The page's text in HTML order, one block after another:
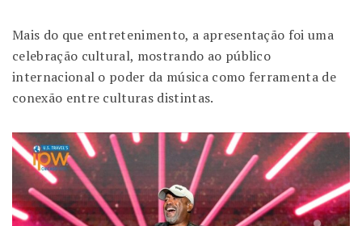
Mais do que entretenimento, a apresentação foi uma
celebração cultural, mostrando ao público
internacional o poder da música como ferramenta de
conexão entre culturas distintas.